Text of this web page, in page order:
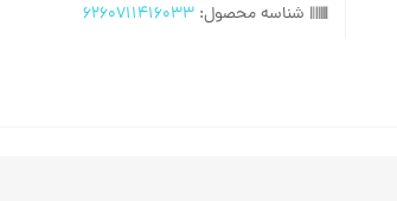
شناسه محصول:6260711416033